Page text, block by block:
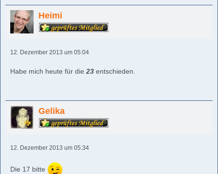
Heimi
12. Dezember 2013 um 05:04
Habe mich heute für die 23 entschieden.
Gelika
12. Dezember 2013 um 05:34
Die 17 bitte